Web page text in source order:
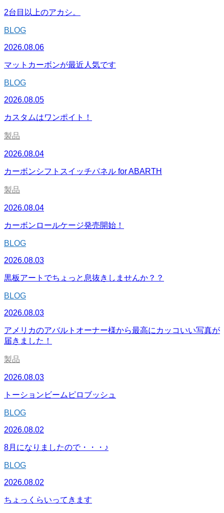
2台目以上のアカシ。
BLOG
2026.08.06
マットカーボンが最近人気です
BLOG
2026.08.05
カスタムはワンポイト！
製品
2026.08.04
カーボンシフトスイッチパネル for ABARTH
製品
2026.08.04
カーボンロールケージ発売開始！
BLOG
2026.08.03
黒板アートでちょっと息抜きしませんか？？
BLOG
2026.08.03
アメリカのアバルトオーナー様から最高にカッコいい写真が
届きました！
製品
2026.08.03
トーションビームピロブッシュ
BLOG
2026.08.02
8月になりましたので・・・♪
BLOG
2026.08.02
ちょっくらいってきます